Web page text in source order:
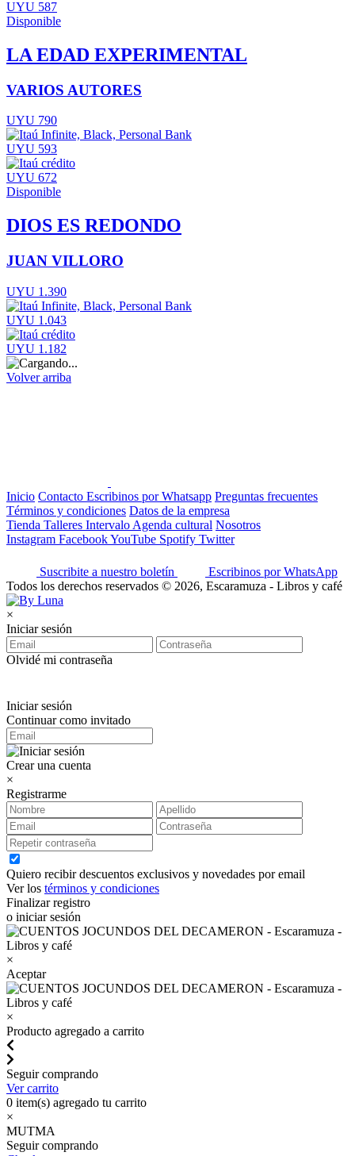
UYU 587
Disponible
LA EDAD EXPERIMENTAL
VARIOS AUTORES
UYU 790
UYU 593
UYU 672
Disponible
DIOS ES REDONDO
JUAN VILLORO
UYU 1.390
UYU 1.043
UYU 1.182
Volver arriba
Inicio Contacto Escribinos por Whatsapp Preguntas frecuentes
Términos y condiciones Datos de la empresa
Tienda Talleres Intervalo Agenda cultural Nosotros
Instagram FacebookYouTube Spotify Twitter
Suscribite a nuestro boletín
Escribinos por WhatsApp
Todos los derechos reservados © 2026, Escaramuza - Libros y café
×
Iniciar sesión
Olvidé mi contraseña
Iniciar sesión
Continuar como invitado
Crear una cuenta
×
Registrarme
Quiero recibir descuentos exclusivos y novedades por email
Ver los términos y condiciones
Finalizar registro
o iniciar sesión
×
Aceptar
×
Producto agregado a carrito
Seguir comprando
Ver carrito
0 item(s) agregado tu carrito
×
MUTMA
Seguir comprando